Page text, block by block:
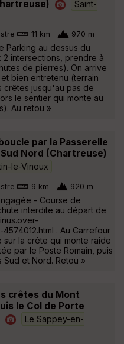
Saint-
11 km 970 m
Parking au dessus du
2 intersections, prendre à
de pierres). On arrive
bien entretenu (terrain
crêtes jusqu'au pas de
le sentier qui monte au
Au retou »
par la Passerelle
Nord (Chartreuse)
le-Vinoux
9 km 920 m
- Course de
interdite au départ de
. Au Carrefour
sur la crête qui monte raide
par le Poste Romain, puis
Sud et Nord. Retou »
crêtes du Mont
le Col de Porte
Le Sappey-en-